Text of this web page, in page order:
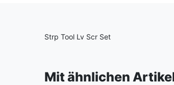
Strp Tool Lv Scr Set
Mit ähnlichen